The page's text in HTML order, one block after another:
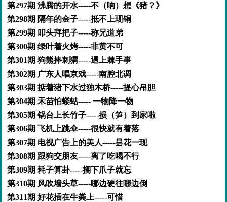
第297期 沸腾的开水-----不（响）想《猪？》
第298期 隔年的金子-----抵不上现铜
第299期 叩头拜把子-----称兄道弟
第300期 绿叶着火烤-----非黄不可
第301期 狗熊捧刺猬-----遇上棘手事
第302期 广东人唱京戏-----南腔北调
第303期 掂着猪下水过独木桥-----提心吊胆
第304期 禾苗怕蝼蛄----- 一物降一物
第305期 锅台上长竹子-----损（笋）到家啦
第306期 飞机上跳伞-----很快就有着落
第307期 电视广告上的美人-----昙花一现
第308期 跟狗交朋友-----离了吃喝不行
第309期 耗子算卦-----搁下爪子就忘
第310期 风吹墙头草-----哪边硬往哪边倒
第311期 好花插在牛粪上-----可惜